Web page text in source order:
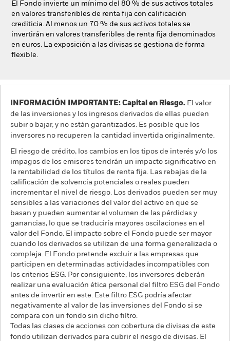
Nuestra compañía
El Fondo invierte un mínimo del 80 % de sus activos totales
en valores transferibles de renta fija con calificación
crediticia. Al menos un 70 % de sus activos totales se
invertirán en valores transferibles de renta fija denominados
en euros. La exposición a las divisas se gestiona de forma
flexible.
INFORMACIÓN IMPORTANTE: Capital en Riesgo. El valor
de las inversiones y los ingresos derivados de ellas pueden
subir o bajar, y no están garantizados. Es posible que los
inversores no recuperen la cantidad invertida originalmente.
El riesgo de crédito, los cambios en los tipos de interés y/o los
impagos de los emisores tendrán un impacto significativo en
la rentabilidad de los títulos de renta fija. Las rebajas de la
calificación de solvencia potenciales o reales pueden
incrementar el nivel de riesgo. Los derivados pueden ser muy
sensibles a las variaciones del valor del activo en que se
basan y pueden aumentar el volumen de las pérdidas y
ganancias, lo que se traduciría mayores oscilaciones en el
valor del Fondo. El impacto sobre el Fondo puede ser mayor
cuando los derivados se utilizan de una forma generalizada o
compleja. El Fondo pretende excluir a las empresas que
participen en determinadas actividades incompatibles con
los criterios ESG. Por consiguiente, los inversores deberán
realizar una evaluación ética personal del filtro ESG del Fondo
antes de invertir en este. Este filtro ESG podría afectar
negativamente al valor de las inversiones del Fondo si se
compara con un fondo sin dicho filtro.
Todas las clases de acciones con cobertura de divisas de este
fondo utilizan derivados para cubrir el riesgo de divisas. El